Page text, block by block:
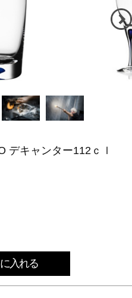
デキャンター112ｃｌ